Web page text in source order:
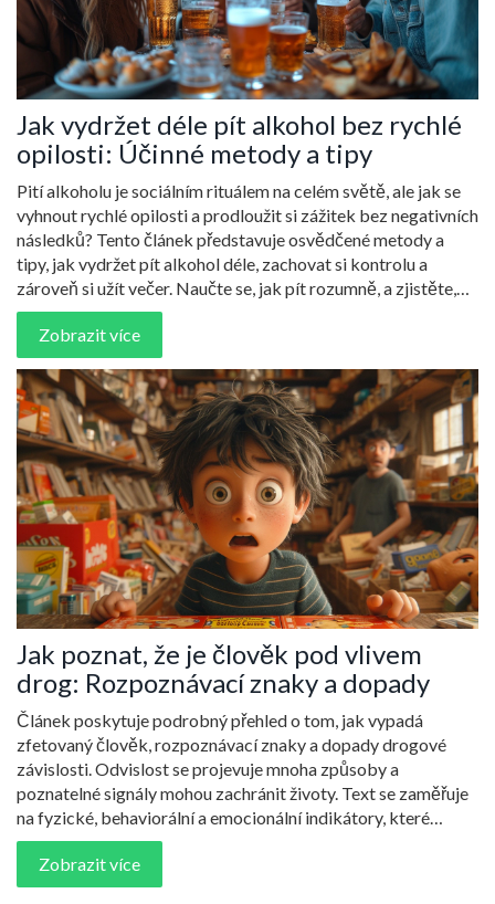
Jak vydržet déle pít alkohol bez rychlé
opilosti: Účinné metody a tipy
Pití alkoholu je sociálním rituálem na celém světě, ale jak se
vyhnout rychlé opilosti a prodloužit si zážitek bez negativních
následků? Tento článek představuje osvědčené metody a
tipy, jak vydržet pít alkohol déle, zachovat si kontrolu a
zároveň si užít večer. Naučte se, jak pít rozumně, a zjistěte,
proč je důležité znát své limity a respektovat své tělo.
Zobrazit více
Jak poznat, že je člověk pod vlivem
drog: Rozpoznávací znaky a dopady
Článek poskytuje podrobný přehled o tom, jak vypadá
zfetovaný člověk, rozpoznávací znaky a dopady drogové
závislosti. Odvislost se projevuje mnoha způsoby a
poznatelné signály mohou zachránit životy. Text se zaměřuje
na fyzické, behaviorální a emocionální indikátory, které
mohou napomoc včas rozpoznat problém a nabídnout
účinnou pomoc. Vedle toho článek poskytuje náhled na
preventivní opatření a dostupné zdroje podpory pro ty, kdo se
Zobrazit více